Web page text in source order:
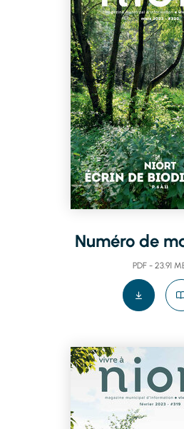
Numéro de
PDF - 23.91